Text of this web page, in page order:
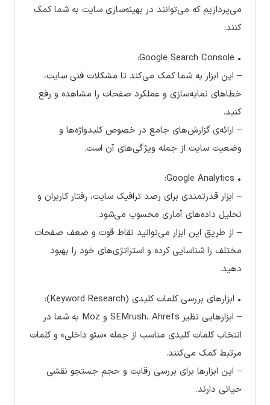
می‌پردازیم که می‌توانند در بهینه‌سازی سایت به شما کمک
کنند:
• Google Search Console:
– این ابزار به شما کمک می‌کند تا مشکلات فنی سایت،
خطاهای نمایه‌سازی و عملکرد صفحات را مشاهده و رفع
کنید.
– ارائه‌ی گزارش‌های جامع در خصوص کلیدواژه‌ها و
وضعیت سایت از جمله ویژگی‌های آن است.
• Google Analytics:
– ابزار قدرتمندی برای رصد ترافیک سایت، رفتار کاربران و
تحلیل داده‌های آماری محسوب می‌شود.
– از طریق این ابزار می‌توانید نقاط قوت و ضعف صفحات
مختلف را شناسایی کرده و استراتژی‌های خود را بهبود
دهید.
• ابزارهای بررسی کلمات کلیدی (Keyword Research):
– ابزارهایی نظیر SEMrush، Ahrefs و Moz به شما در
انتخاب کلمات کلیدی مناسب از جمله «سئو داخلی» و کلمات
مرتبط کمک می‌کنند.
– این ابزارها برای بررسی رقابت و حجم جستجو نقشی
حیاتی دارند.